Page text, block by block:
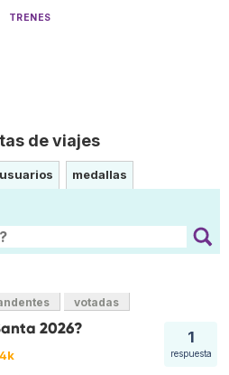
TRENES
de viajes
usuarios medallas
votadas
1
respuesta
2026?